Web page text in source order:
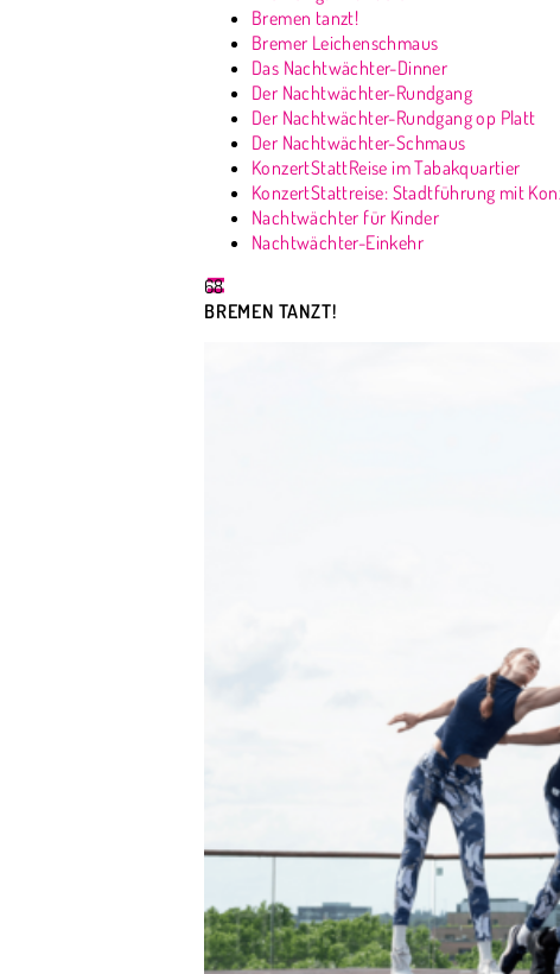
Bremen tanzt!
Bremer Leichenschmaus
Das Nachtwächter-Dinner
Der Nachtwächter-Rundgang
Der Nachtwächter-Rundgang op Platt
Der Nachtwächter-Schmaus
KonzertStattReise im Tabakquartier
KonzertStattreise: Stadtführung mit
Nachtwächter für Kinder
Nachtwächter-Einkehr
68
BREMEN TANZT!